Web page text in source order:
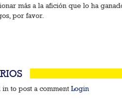
más a la afición que lo ha
por favor.
to post a comment Login